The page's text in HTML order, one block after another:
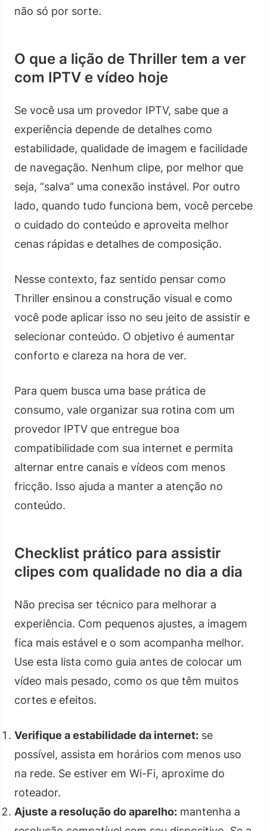
não só por sorte.
O que a lição de Thriller tem a ver
com IPTV e vídeo hoje
Se você usa um provedor IPTV, sabe que a
experiência depende de detalhes como
estabilidade, qualidade de imagem e facilidade
de navegação. Nenhum clipe, por melhor que
seja, “salva” uma conexão instável. Por outro
lado, quando tudo funciona bem, você percebe
o cuidado do conteúdo e aproveita melhor
cenas rápidas e detalhes de composição.
Nesse contexto, faz sentido pensar como
Thriller ensinou a construção visual e como
você pode aplicar isso no seu jeito de assistir e
selecionar conteúdo. O objetivo é aumentar
conforto e clareza na hora de ver.
Para quem busca uma base prática de
consumo, vale organizar sua rotina com um
provedor IPTV que entregue boa
compatibilidade com sua internet e permita
alternar entre canais e vídeos com menos
fricção. Isso ajuda a manter a atenção no
conteúdo.
Checklist prático para assistir
clipes com qualidade no dia a dia
Não precisa ser técnico para melhorar a
experiência. Com pequenos ajustes, a imagem
fica mais estável e o som acompanha melhor.
Use esta lista como guia antes de colocar um
vídeo mais pesado, como os que têm muitos
cortes e efeitos.
Verifique a estabilidade da internet: se
possível, assista em horários com menos uso
na rede. Se estiver em Wi-Fi, aproxime do
roteador.
Ajuste a resolução do aparelho: mantenha a